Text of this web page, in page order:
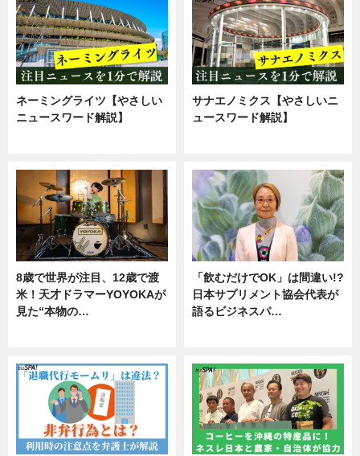
ネーミングライツ【やさしい
ニュースワード解説】
サナエノミクス【やさしいニ
ュースワード解説】
8歳で世界が注目、12歳で渡
米！天才ドラマーYOYOKAが
見た“本物の…
「飲むだけでOK」は間違い!?
日本サプリメント協会代表が
語るビジネスパ…